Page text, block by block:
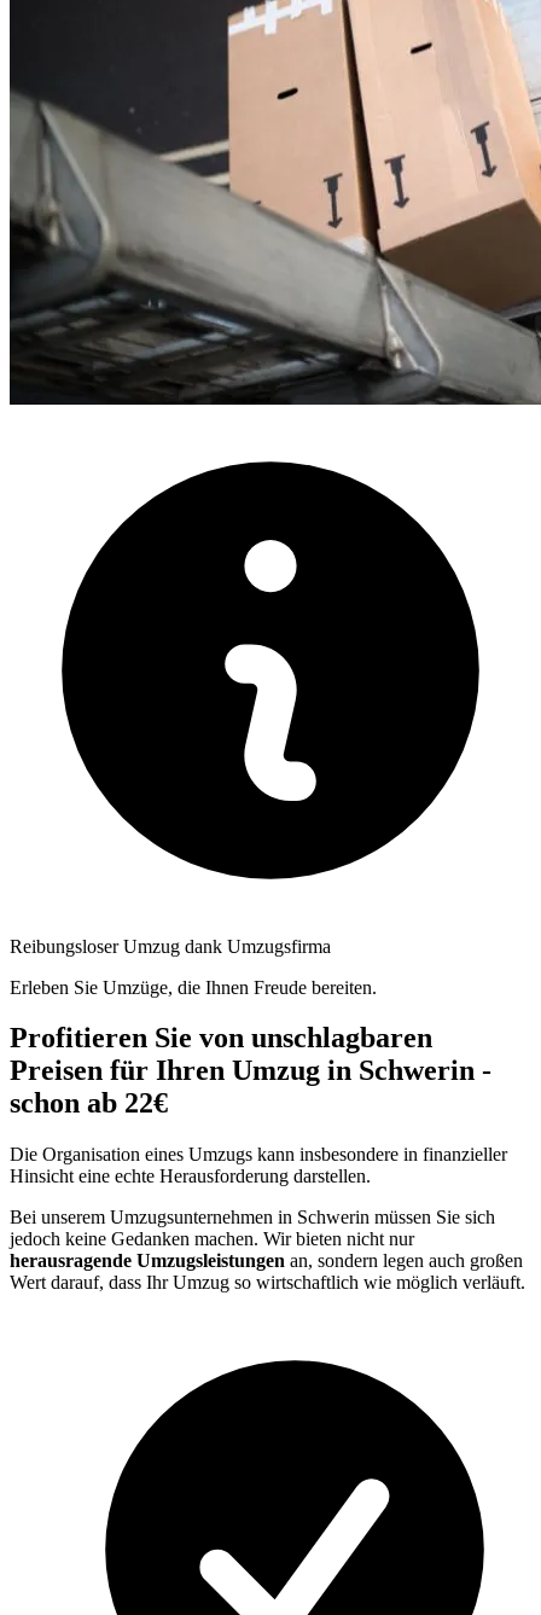
Reibungsloser Umzug dank Umzugsfirma
Erleben Sie Umzüge, die Ihnen Freude bereiten.
Profitieren Sie von unschlagbaren
Preisen für Ihren Umzug in Schwerin -
schon ab 22€
Die Organisation eines Umzugs kann insbesondere in finanzieller
Hinsicht eine echte Herausforderung darstellen.
Bei unserem Umzugsunternehmen in Schwerin müssen Sie sich
jedoch keine Gedanken machen. Wir bieten nicht nur
herausragende Umzugsleistungen an, sondern legen auch großen
Wert darauf, dass Ihr Umzug so wirtschaftlich wie möglich verläuft.